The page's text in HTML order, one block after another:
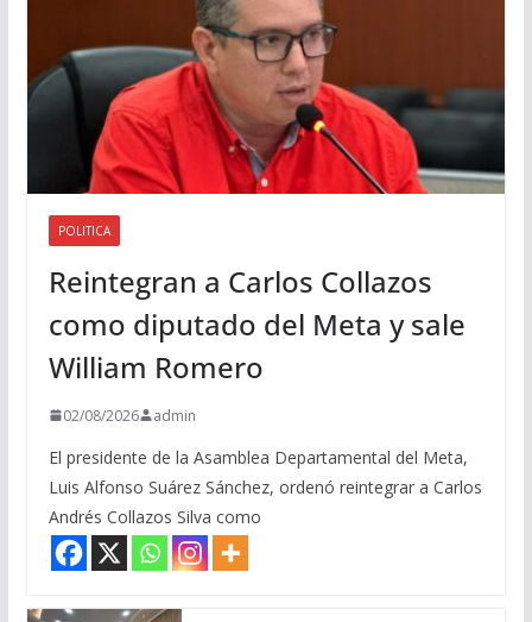
POLITICA
Reintegran a Carlos Collazos
como diputado del Meta y sale
William Romero
02/08/2026 admin
El presidente de la Asamblea Departamental del Meta,
Luis Alfonso Suárez Sánchez, ordenó reintegrar a Carlos
Andrés Collazos Silva como